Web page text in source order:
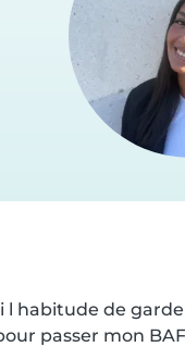
habitude de
passer mon